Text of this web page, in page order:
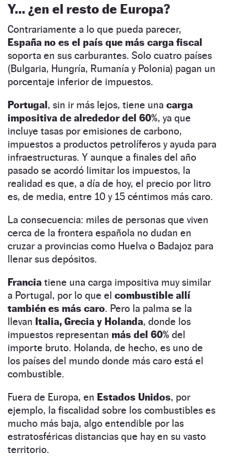
Y… ¿en el resto de Europa?
Contrariamente a lo que pueda parecer,
España no es el país que más carga fiscal
soporta en sus carburantes. Solo cuatro países
(Bulgaria, Hungría, Rumanía y Polonia) pagan un
porcentaje inferior de impuestos.
Portugal, sin ir más lejos, tiene una carga
impositiva de alrededor del 60%, ya que
incluye tasas por emisiones de carbono,
impuestos a productos petrolíferos y ayuda para
infraestructuras. Y aunque a finales del año
pasado se acordó limitar los impuestos, la
realidad es que, a día de hoy, el precio por litro
es, de media, entre 10 y 15 céntimos más caro.
La consecuencia: miles de personas que viven
cerca de la frontera española no dudan en
cruzar a provincias como Huelva o Badajoz para
llenar sus depósitos.
Francia tiene una carga impositiva muy similar
a Portugal, por lo que el combustible allí
también es más caro. Pero la palma se la
llevan Italia, Grecia y Holanda, donde los
impuestos representan más del 60% del
importe bruto. Holanda, de hecho, es uno de
los países del mundo donde más caro está el
combustible.
Fuera de Europa, en Estados Unidos, por
ejemplo, la fiscalidad sobre los combustibles es
mucho más baja, algo entendible por las
estratosféricas distancias que hay en su vasto
territorio.